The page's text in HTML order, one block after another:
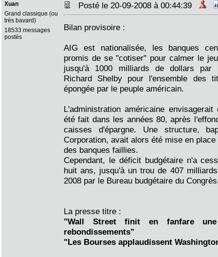
Xuan
Grand classique (ou
très bavard)
18533 messages
postés
Posté le 20-09-2008 à 00:44:39
Bilan provisoire :
AIG est nationalisée, les banques
promis de se "cotiser" pour calmer le
jusqu'à 1000 milliards de dollars par
Richard Shelby pour l'ensemble des
épongée par le peuple américain.
L'administration américaine
été fait dans les années 80, après
caisses d'épargne. Une structure,
Corporation, avait alors été mise en
des banques faillies.
Cependant, le déficit budgétaire n'a
huit ans, jusqu'à un trou de 407
2008 par le Bureau budgétaire du
La presse titre :
"Wall Street finit en fanfare
rebondissements"
"Les Bourses applaudissent